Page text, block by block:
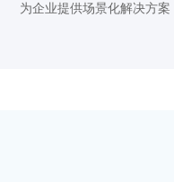
为企业提供场景化解决方案